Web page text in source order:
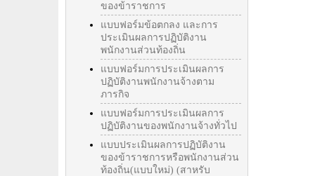
ของข้าราชการ
แบบฟอร์มข้อตกลง และการ
ประเมินผลการปฏิบัติงาน
พนักงานส่วนท้องถิ่น
แบบฟอร์มการประเมินผลการ
ปฏิบัติงานพนักงานจ้างตาม
ภารกิจ
แบบฟอร์มการประเมินผลการ
ปฏิบัติงานของพนักงานจ้างทั่วไป
แบบประเมินผลการปฏิบัติงาน
ของข้าราชการหรือพนักงานส่วน
ท้องถิ่น(แบบใหม่) (สาหรับ